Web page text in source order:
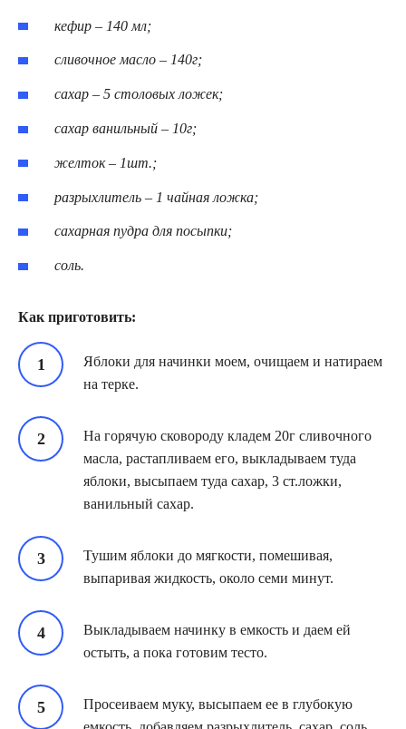
кефир – 140 мл;
сливочное масло – 140г;
сахар – 5 столовых ложек;
сахар ванильный – 10г;
желток – 1шт.;
разрыхлитель – 1 чайная ложка;
сахарная пудра для посыпки;
соль.
Как приготовить:
Яблоки для начинки моем, очищаем и натираем
на терке.
На горячую сковороду кладем 20г сливочного
масла, растапливаем его, выкладываем туда
яблоки, высыпаем туда сахар, 3 ст.ложки,
ванильный сахар.
Тушим яблоки до мягкости, помешивая,
выпаривая жидкость, около семи минут.
Выкладываем начинку в емкость и даем ей
остыть, а пока готовим тесто.
Просеиваем муку, высыпаем ее в глубокую